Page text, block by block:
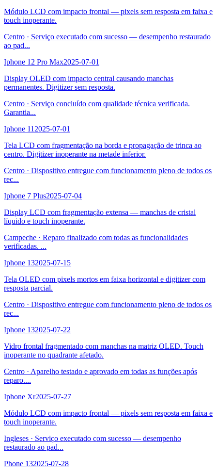
Módulo LCD com impacto frontal — pixels sem resposta em faixa e
touch inoperante.
Centro · Serviço executado com sucesso — desempenho restaurado
ao pad...
Iphone 12 Pro Max2025-07-01
Display OLED com impacto central causando manchas
permanentes. Digitizer sem resposta.
Centro · Serviço concluído com qualidade técnica verificada.
Garantia...
Iphone 112025-07-01
Tela LCD com fragmentação na borda e propagação de trinca ao
centro. Digitizer inoperante na metade inferior.
Centro · Dispositivo entregue com funcionamento pleno de todos os
rec...
Iphone 7 Plus2025-07-04
Display LCD com fragmentação extensa — manchas de cristal
líquido e touch inoperante.
Campeche · Reparo finalizado com todas as funcionalidades
verificadas. ...
Iphone 132025-07-15
Tela OLED com pixels mortos em faixa horizontal e digitizer com
resposta parcial.
Centro · Dispositivo entregue com funcionamento pleno de todos os
rec...
Iphone 132025-07-22
Vidro frontal fragmentado com manchas na matriz OLED. Touch
inoperante no quadrante afetado.
Centro · Aparelho testado e aprovado em todas as funções após
reparo....
Iphone Xr2025-07-27
Módulo LCD com impacto frontal — pixels sem resposta em faixa e
touch inoperante.
Ingleses · Serviço executado com sucesso — desempenho
restaurado ao pad...
Phone 132025-07-28